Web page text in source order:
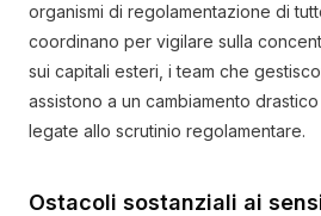
organismi di regolamentazione di
coordinano per vigilare sulla
sui capitali esteri, i team che
assistono a un cambiamento
legate allo scrutinio regolamentare.
Ostacoli sostanziali ai